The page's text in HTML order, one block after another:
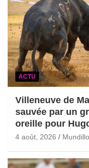
ACTU
Villeneuve de
sauvée par un
oreille pour
4 août, 2026